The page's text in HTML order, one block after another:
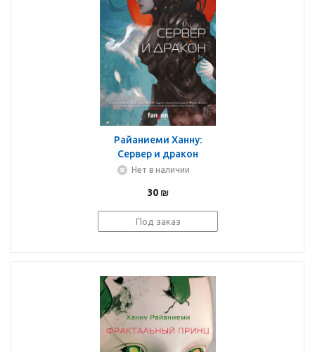
Райаниеми Ханну:
Сервер и дракон
Нет в наличии
30 ₪
Под заказ